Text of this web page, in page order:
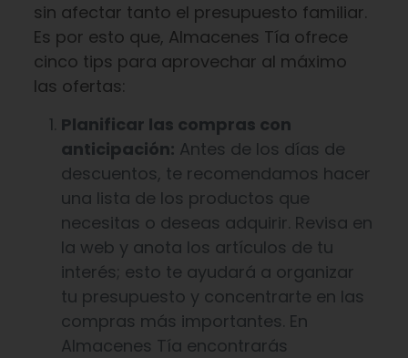
sin afectar tanto el presupuesto familiar.
Es por esto que, Almacenes Tía ofrece
cinco tips para aprovechar al máximo
las ofertas:
Planificar las compras con
anticipación: Antes de los días de
descuentos, te recomendamos hacer
una lista de los productos que
necesitas o deseas adquirir. Revisa en
la web y anota los artículos de tu
interés; esto te ayudará a organizar
tu presupuesto y concentrarte en las
compras más importantes. En
Almacenes Tía encontrarás